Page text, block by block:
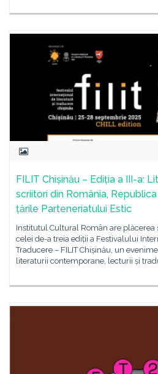
FILIT Chișinău – Ediția a III-a:
scriitori din România,
țările Parteneriatului Estic
Institutul Cultural Român are plăcerea
celei de-a treia ediții a Festivalului
Traducere – FILIT Chișinău, un
literaturii contemporane, lecturii și